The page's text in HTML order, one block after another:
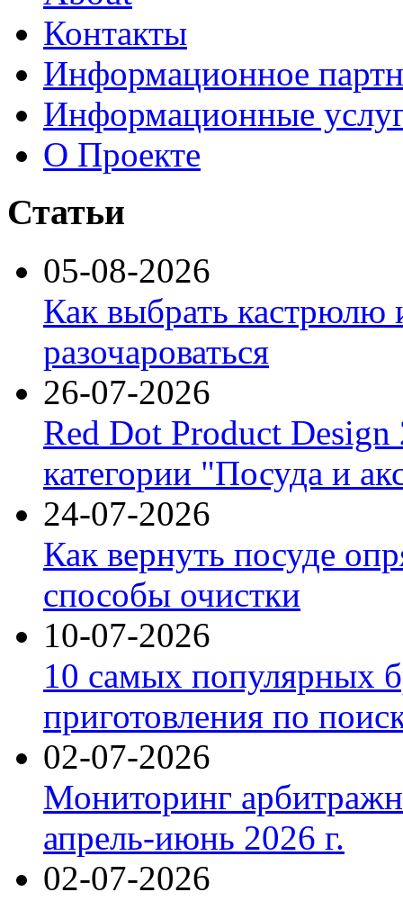
Контакты
Информационное
Информационные
О Проекте
Статьи
05-08-2026
Как выбрать кастрюлю
разочароваться
26-07-2026
Red Dot Product Design
категории "Посуда и
24-07-2026
Как вернуть посуде
способы очистки
10-07-2026
10 самых популярных
приготовления по
02-07-2026
Мониторинг
апрель-июнь 2026 г.
02-07-2026